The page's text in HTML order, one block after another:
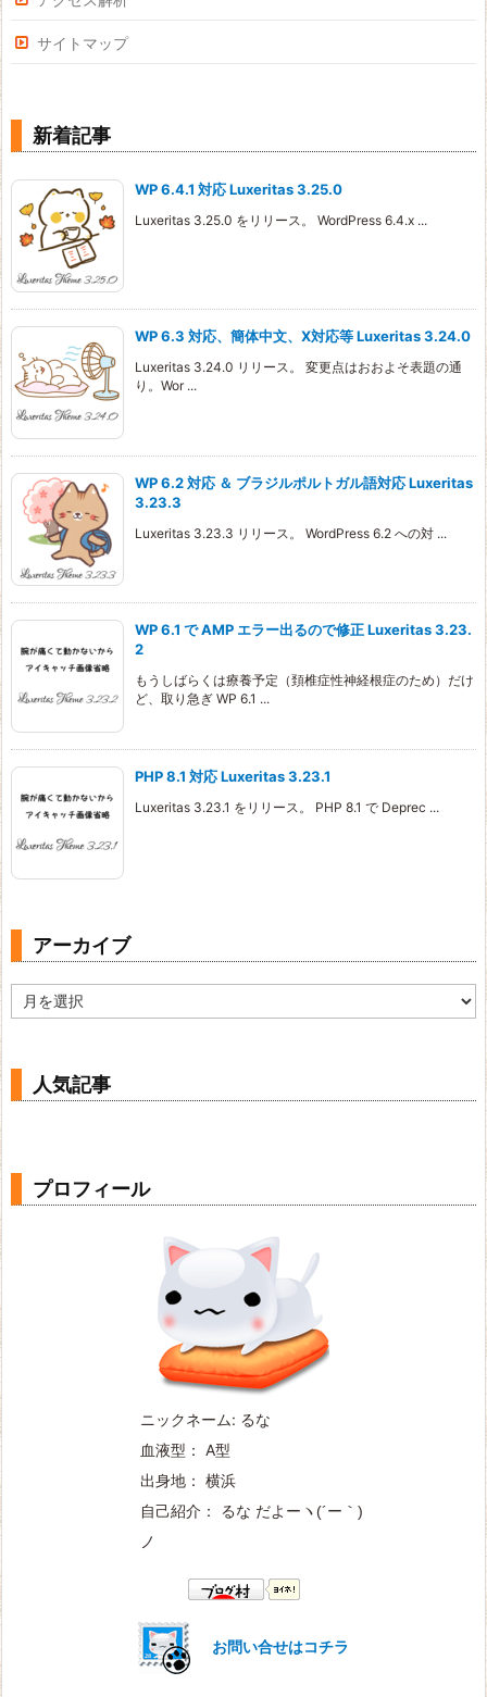
サイトマップ
新着記事
WP 6.4.1 対応 Luxeritas 3.25.0
Luxeritas 3.25.0 をリリース。 WordPress 6.4.x ...
WP 6.3 対応、簡体中文、X対応等 Luxeritas 3.24.0
Luxeritas 3.24.0 リリース。 変更点はおおよそ表題の通
り。Wor ...
WP 6.2 対応 ＆ ブラジルポルトガル語対応 Luxeritas
3.23.3
Luxeritas 3.23.3 リリース。 WordPress 6.2 への対 ...
WP 6.1 で AMP エラー出るので修正 Luxeritas 3.23.
2
もうしばらくは療養予定（頚椎症性神経根症のため）だけ
ど、取り急ぎ WP 6.1 ...
PHP 8.1 対応 Luxeritas 3.23.1
Luxeritas 3.23.1 をリリース。 PHP 8.1 で Deprec ...
アーカイブ
ー
人気記事
プロフィール
ニックネーム: るな
血液型： A型
出身地： 横浜
自己紹介： るな だよー ヽ(´ー｀)
ノ
お問い合せはコチラ